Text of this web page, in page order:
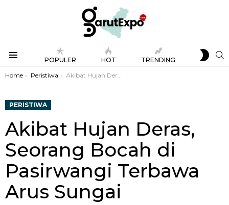
POPULER HOT TRENDING
SKIN
You are here:
Home Peristiwa Akibat Hujan Deras, Seorang Bocah di Pasirwangi Terbawa Arus Sungai
PERISTIWA
Akibat Hujan Deras,
Seorang Bocah di
Pasirwangi Terbawa
Arus Sungai